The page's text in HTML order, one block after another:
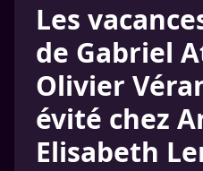
Les
de Gabriel
Olivier
évité chez
Elisabeth